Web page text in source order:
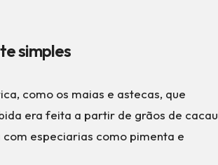
simples
como os maias e astecas, que
era feita a partir de grãos de cacau
especiarias como pimenta e